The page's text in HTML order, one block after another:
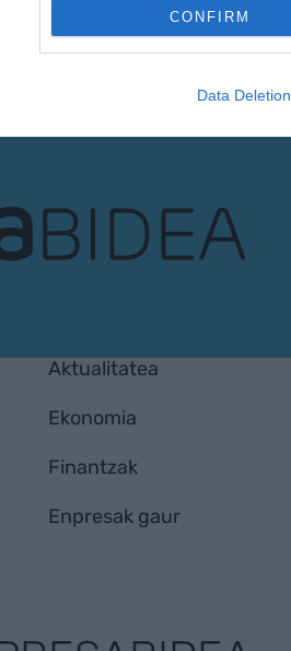
CONFIRM
Data Deletion
Aktualitatea
Ekonomia
Finantzak
Enpresak gaur